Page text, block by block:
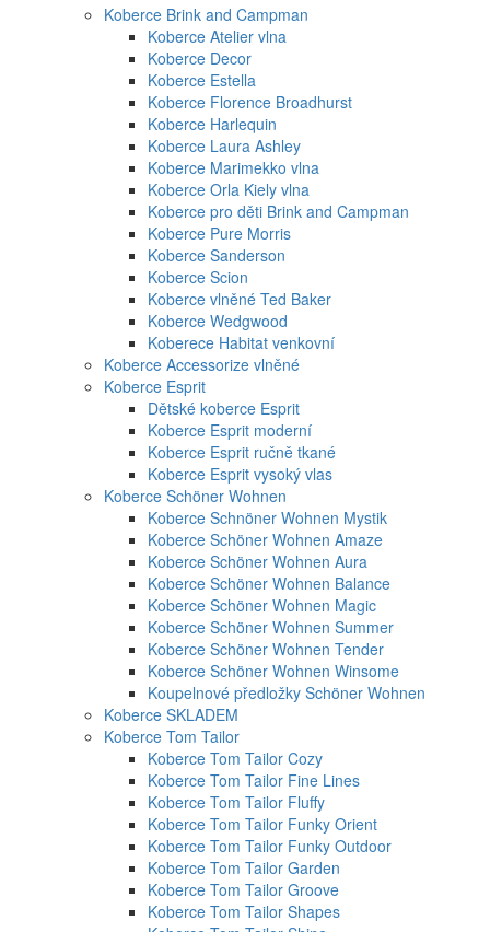
Koberce Brink and Campman
Koberce Atelier vlna
Koberce Decor
Koberce Estella
Koberce Florence Broadhurst
Koberce Harlequin
Koberce Laura Ashley
Koberce Marimekko vlna
Koberce Orla Kiely vlna
Koberce pro děti Brink and Campman
Koberce Pure Morris
Koberce Sanderson
Koberce Scion
Koberce vlněné Ted Baker
Koberce Wedgwood
Koberece Habitat venkovní
Koberce Accessorize vlněné
Koberce Esprit
Dětské koberce Esprit
Koberce Esprit moderní
Koberce Esprit ručně tkané
Koberce Esprit vysoký vlas
Koberce Schöner Wohnen
Koberce Schnöner Wohnen Mystik
Koberce Schöner Wohnen Amaze
Koberce Schöner Wohnen Aura
Koberce Schöner Wohnen Balance
Koberce Schöner Wohnen Magic
Koberce Schöner Wohnen Summer
Koberce Schöner Wohnen Tender
Koberce Schöner Wohnen Winsome
Koupelnové předložky Schöner Wohnen
Koberce SKLADEM
Koberce Tom Tailor
Koberce Tom Tailor Cozy
Koberce Tom Tailor Fine Lines
Koberce Tom Tailor Fluffy
Koberce Tom Tailor Funky Orient
Koberce Tom Tailor Funky Outdoor
Koberce Tom Tailor Garden
Koberce Tom Tailor Groove
Koberce Tom Tailor Shapes